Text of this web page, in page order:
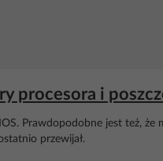
procesora i
Prawdopodobne jest też, że
przewijał.